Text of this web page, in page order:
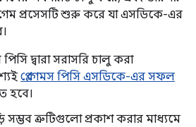
প্রসেসটি শুরু করে যা এসডিকে-এর
দ্বারা সরাসরি চালু করা
প্লে গেমস পিসি এসডিকে-এর সফল
হবে।
সম্ভব ত্রুটিগুলো প্রকাশ করার মাধ্যমে